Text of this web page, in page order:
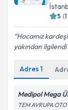
5 (1
Hocamız
yakından
Adres 1
Medipol Mega
TEM AVRUPA